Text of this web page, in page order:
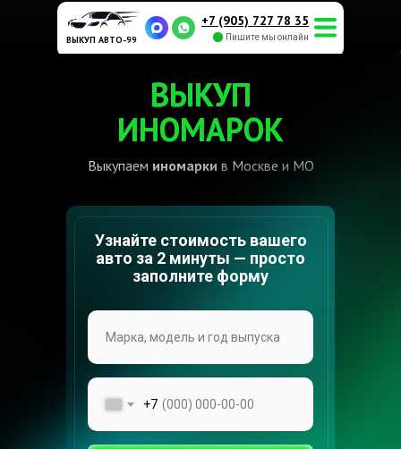
ВЫКУП АВТО-99
+7 (905) 727 78 35
Пишите мы онлайн
ВЫКУП
ИНОМАРОК
Выкупаем иномарки в Москве и МО
+7
Узнайте стоимость вашего
авто за 2 минуты — просто
заполните форму